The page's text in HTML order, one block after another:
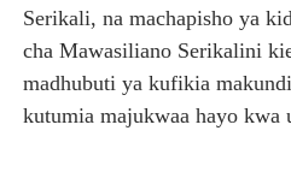
Serikali, na machapisho ya
cha Mawasiliano Serikalini
madhubuti ya kufikia
kutumia majukwaa hayo kwa